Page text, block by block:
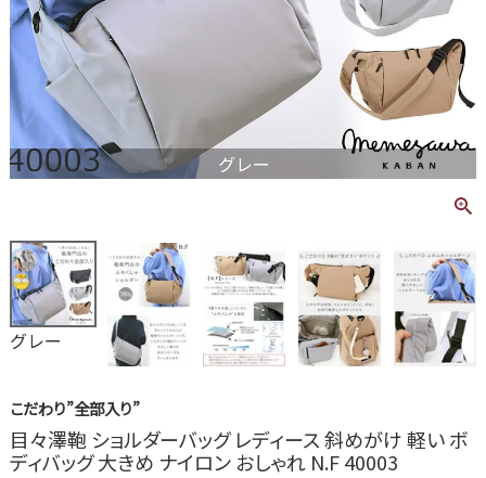
グレー
グレー
こだわり”全部入り”
目々澤鞄 ショルダーバッグ レディース 斜めがけ 軽い ボ
ディバッグ 大きめ ナイロン おしゃれ N.F 40003